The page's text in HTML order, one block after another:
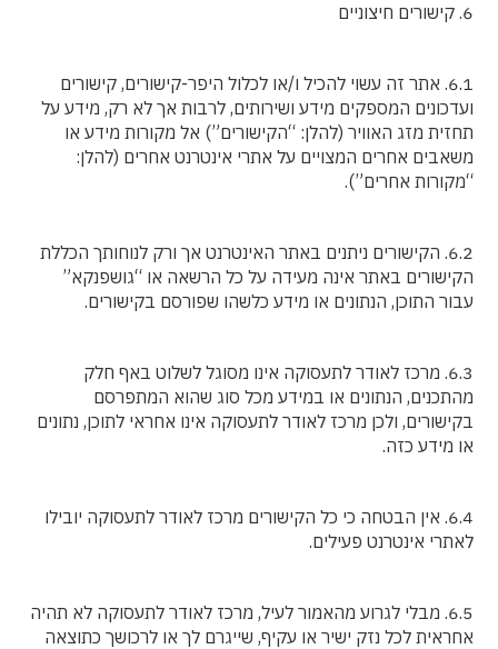
6. קישורים חיצוניים
6.1. אתר זה עשוי להכיל ו/או לכלול היפר-קישורים, קישורים
ועדכונים המספקים מידע ושירותים, לרבות אך לא רק, מידע על
תחזית מזג האוויר (להלן: “הקישורים”) אל מקורות מידע או
משאבים אחרים המצויים על אתרי אינטרנט אחרים (להלן:
“מקורות אחרים”).
6.2. הקישורים ניתנים באתר האינטרנט אך ורק לנוחותך הכללת
הקישורים באתר אינה מעידה על כל הרשאה או “גושפנקא”
עבור התוכן, הנתונים או מידע כלשהו שפורסם בקישורים.
6.3. מרכז לאודר לתעסוקה אינו מסוגל לשלוט באף חלק
מהתכנים, הנתונים או במידע מכל סוג שהוא המתפרסם
בקישורים, ולכן מרכז לאודר לתעסוקה אינו אחראי לתוכן, נתונים
או מידע כזה.
6.4. אין הבטחה כי כל הקישורים מרכז לאודר לתעסוקה יובילו
לאתרי אינטרנט פעילים.
6.5. מבלי לגרוע מהאמור לעיל, מרכז לאודר לתעסוקה לא תהיה
אחראית לכל נזק ישיר או עקיף, שייגרם לך או לרכושך כתוצאה